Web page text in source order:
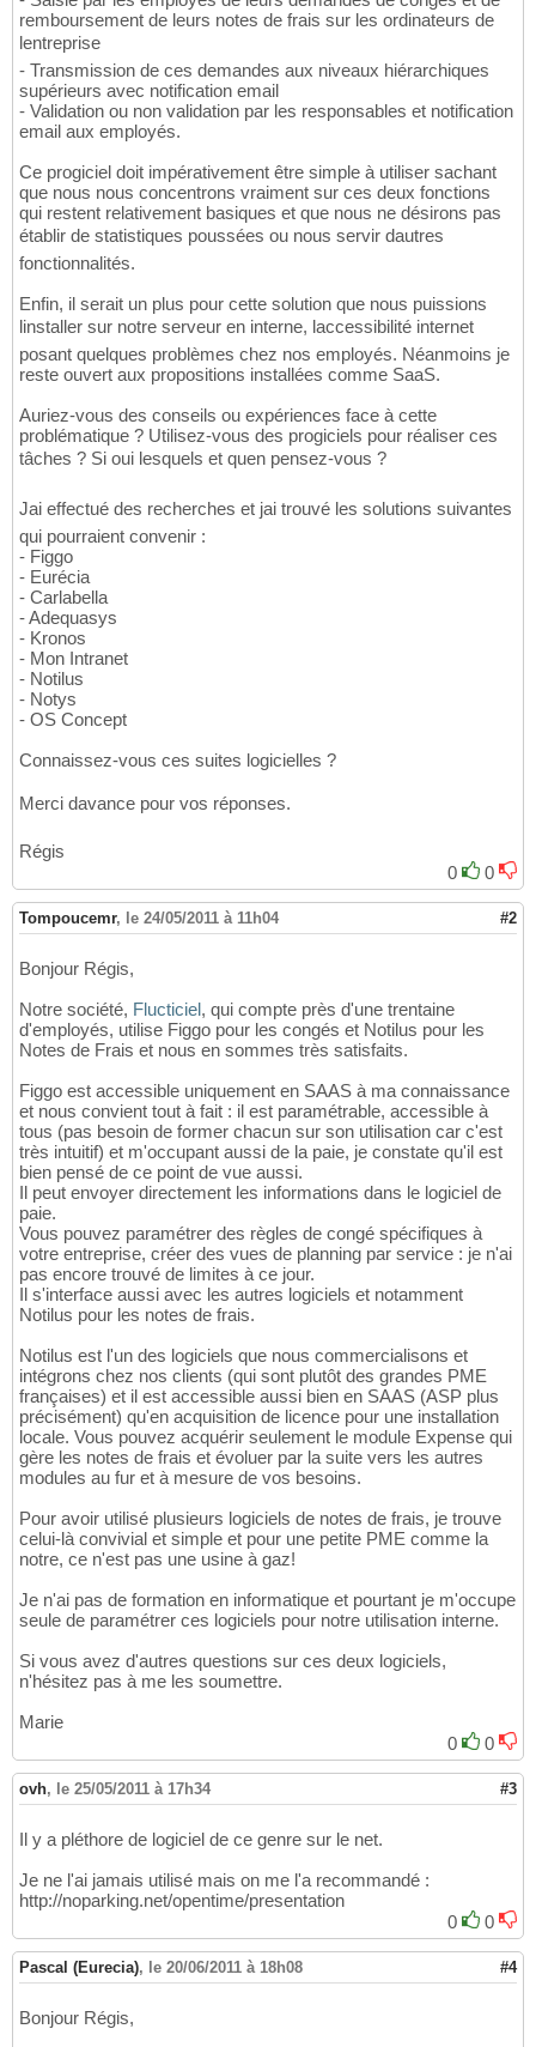
remboursement de leurs notes de frais sur les ordinateurs de
lentreprise
- Transmission de ces demandes aux niveaux hiérarchiques
supérieurs avec notification email
- Validation ou non validation par les responsables et notification
email aux employés.
Ce progiciel doit impérativement être simple à utiliser sachant
que nous nous concentrons vraiment sur ces deux fonctions
qui restent relativement basiques et que nous ne désirons pas
établir de statistiques poussées ou nous servir dautres
fonctionnalités.
Enfin, il serait un plus pour cette solution que nous puissions
linstaller sur notre serveur en interne, laccessibilité internet
posant quelques problèmes chez nos employés. Néanmoins je
reste ouvert aux propositions installées comme SaaS.
Auriez-vous des conseils ou expériences face à cette
problématique ? Utilisez-vous des progiciels pour réaliser ces
tâches ? Si oui lesquels et quen pensez-vous ?
Jai effectué des recherches et jai trouvé les solutions suivantes
qui pourraient convenir :
- Figgo
- Eurécia
- Carlabella
- Adequasys
- Kronos
- Mon Intranet
- Notilus
- Notys
- OS Concept
Connaissez-vous ces suites logicielles ?
Merci davance pour vos réponses.
Régis
0
0
Tompoucemr, le 24/05/2011 à 11h04 #2
Bonjour Régis,
Notre société, Flucticiel, qui compte près d'une trentaine
d'employés, utilise Figgo pour les congés et Notilus pour les
Notes de Frais et nous en sommes très satisfaits.
Figgo est accessible uniquement en SAAS à ma connaissance
et nous convient tout à fait : il est paramétrable, accessible à
tous (pas besoin de former chacun sur son utilisation car c'est
très intuitif) et m'occupant aussi de la paie, je constate qu'il est
bien pensé de ce point de vue aussi.
Il peut envoyer directement les informations dans le logiciel de
paie.
Vous pouvez paramétrer des règles de congé spécifiques à
votre entreprise, créer des vues de planning par service : je n'ai
pas encore trouvé de limites à ce jour.
Il s'interface aussi avec les autres logiciels et notamment
Notilus pour les notes de frais.
Notilus est l'un des logiciels que nous commercialisons et
intégrons chez nos clients (qui sont plutôt des grandes PME
françaises) et il est accessible aussi bien en SAAS (ASP plus
précisément) qu'en acquisition de licence pour une installation
locale. Vous pouvez acquérir seulement le module Expense qui
gère les notes de frais et évoluer par la suite vers les autres
modules au fur et à mesure de vos besoins.
Pour avoir utilisé plusieurs logiciels de notes de frais, je trouve
celui-là convivial et simple et pour une petite PME comme la
notre, ce n'est pas une usine à gaz!
Je n'ai pas de formation en informatique et pourtant je m'occupe
seule de paramétrer ces logiciels pour notre utilisation interne.
Si vous avez d'autres questions sur ces deux logiciels,
n'hésitez pas à me les soumettre.
Marie
0
0
ovh, le 25/05/2011 à 17h34 #3
Il y a pléthore de logiciel de ce genre sur le net.
Je ne l'ai jamais utilisé mais on me l'a recommandé :
http://noparking.net/opentime/presentation
0
0
Pascal (Eurecia), le 20/06/2011 à 18h08 #4
Bonjour Régis,